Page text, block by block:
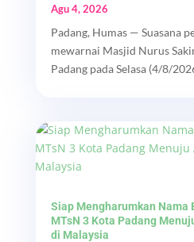
Agu 4, 2026
Padang, Humas — Suasana
mewarnai Masjid Nurus
Padang pada Selasa (4/8/
Siap Mengharumkan Nama
MTsN 3 Kota Padang
di Malaysia